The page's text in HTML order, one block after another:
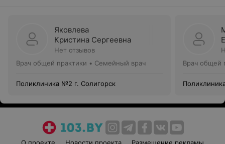
Яковлева
Кристина Сергеевна
Нет отзывов
Врач общей практики • Семейный врач
Поликлиника №2 г. Солигорск
Врач общей